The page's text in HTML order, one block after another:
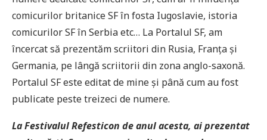
comicurilor britanice SF în fosta Iugoslavie, istoria
comicurilor SF în Serbia etc… La Portalul SF, am
încercat să prezentăm scriitori din Rusia, Franța și
Germania, pe lângă scriitorii din zona anglo-saxonă.
Portalul SF este editat de mine și până cum au fost
publicate peste treizeci de numere.
La Festivalul Refesticon de anul acesta, ai prezentat